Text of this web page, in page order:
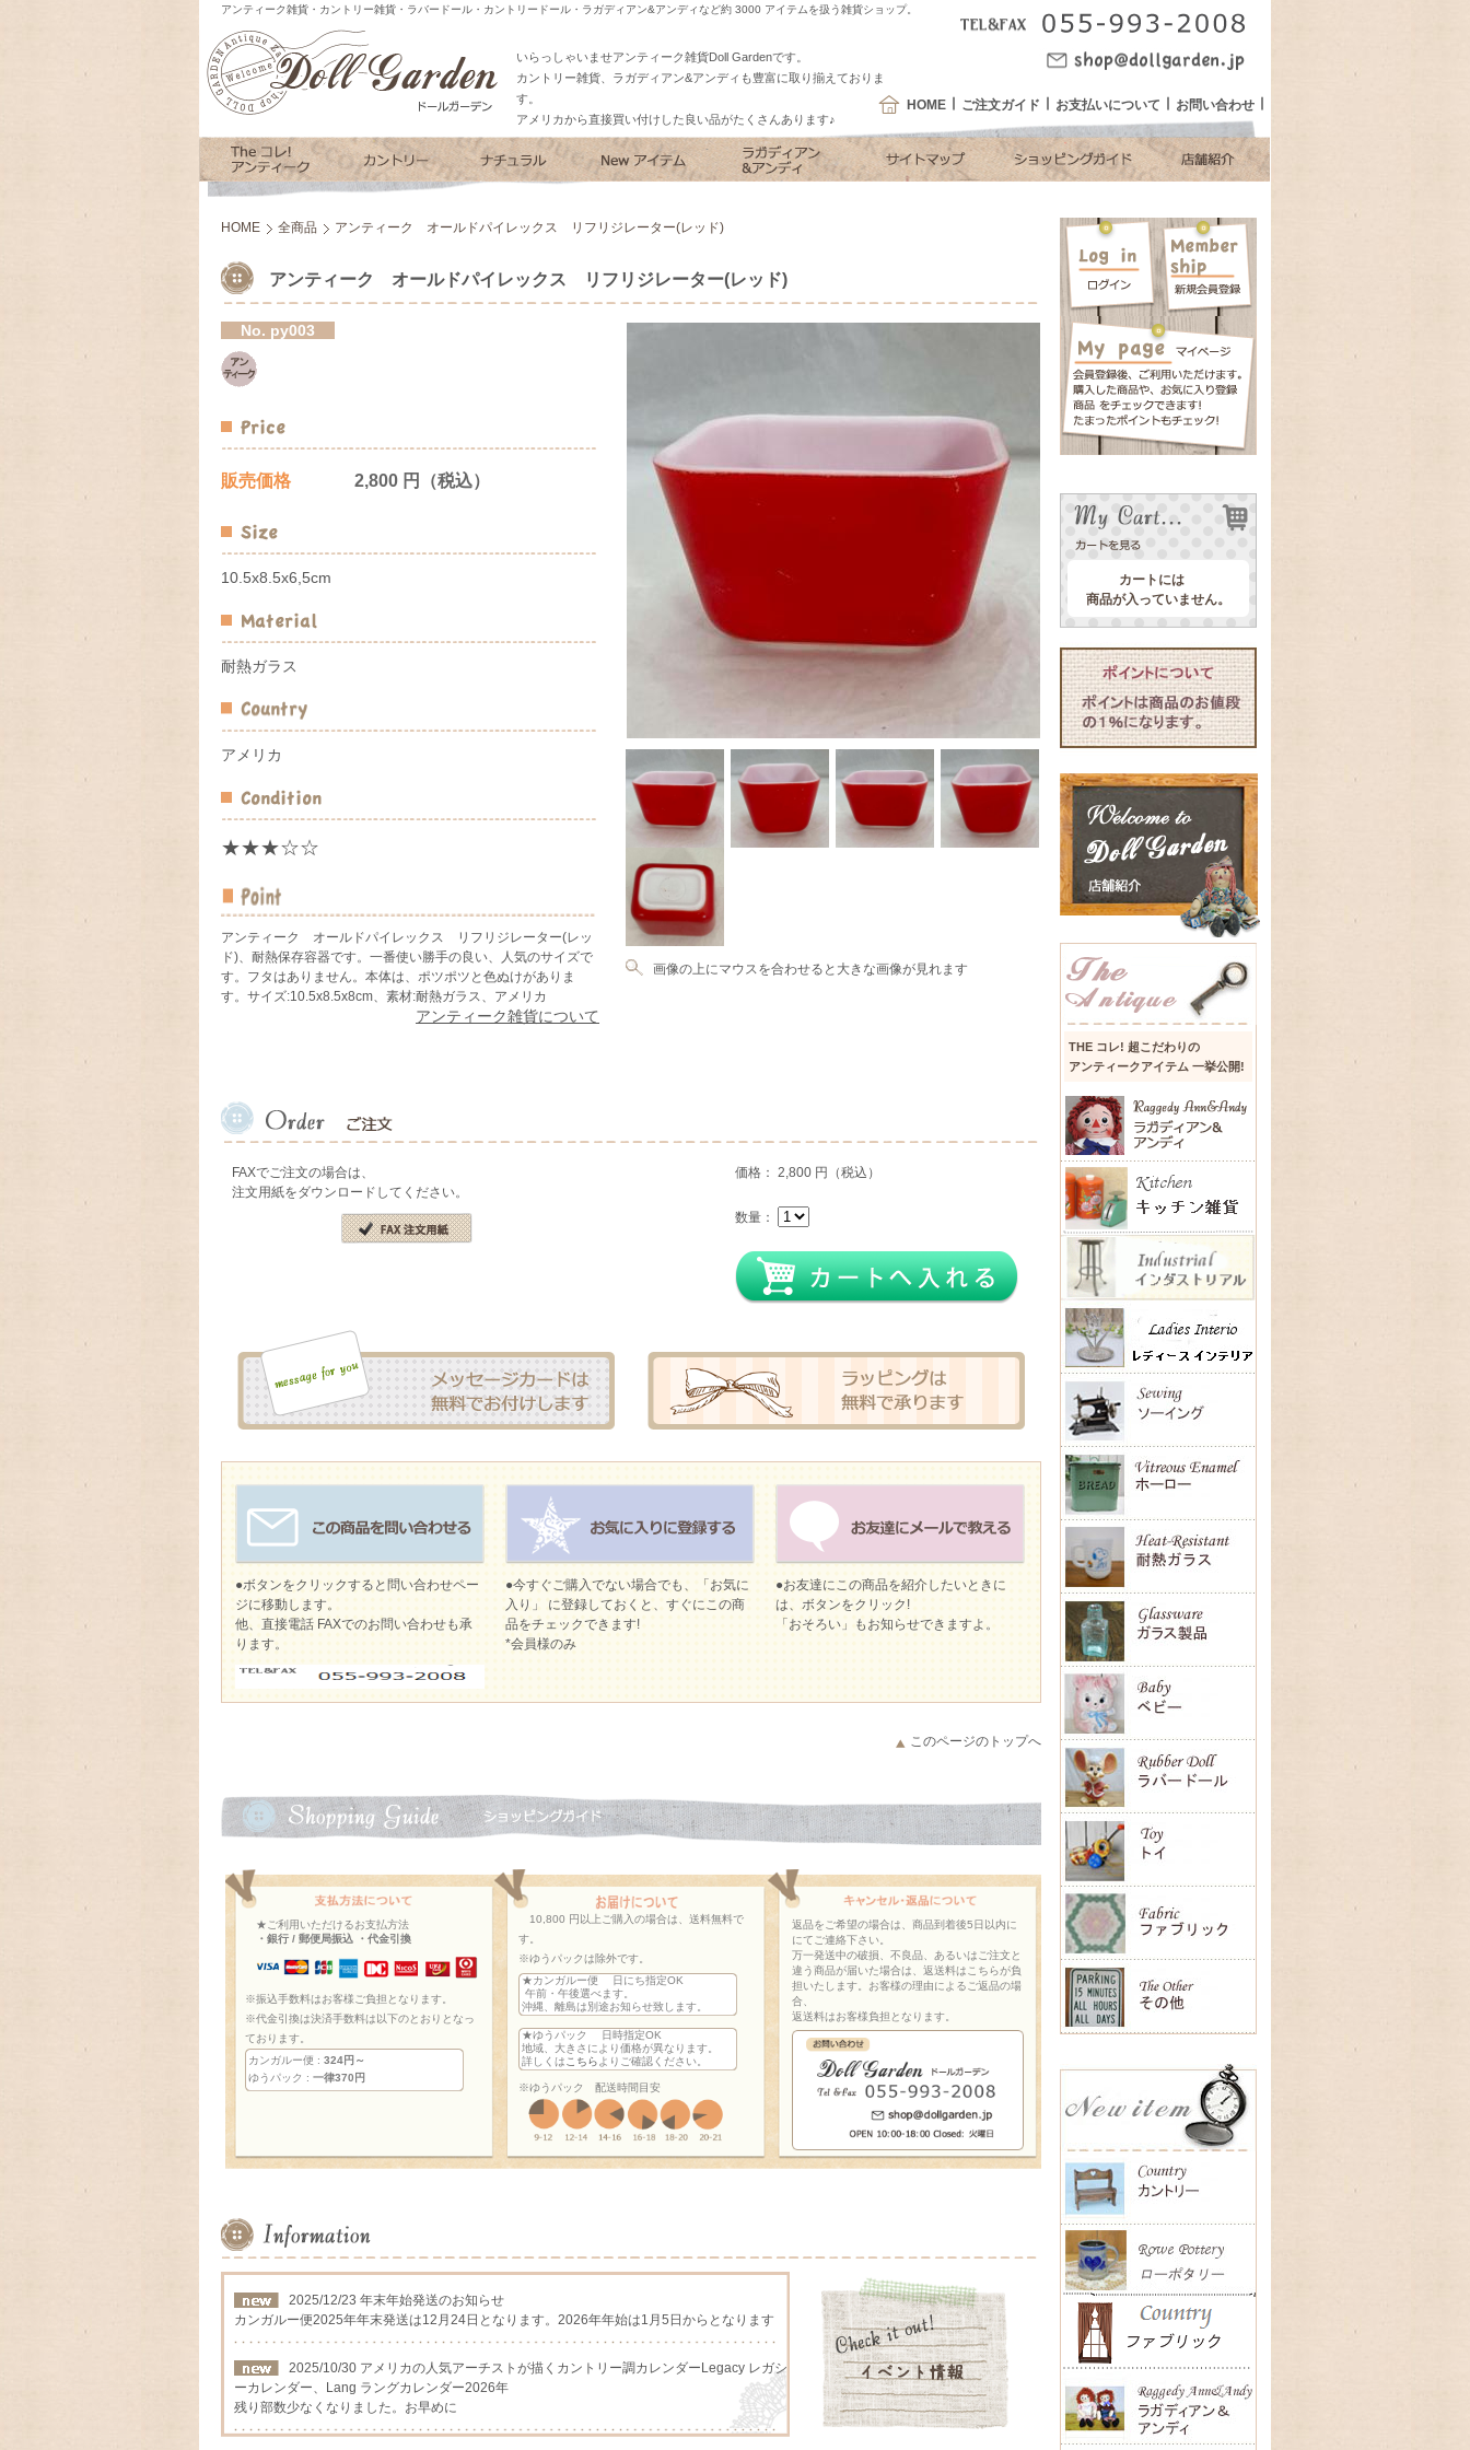
アンティーク雑貨・カントリー雑貨・ラバードール・カントリードール・ラガディアン&アンディなど約 3000 アイテムを扱う雑貨ショップ。
HOME ご注文ガイド お支払いについて お問い合わせ
いらっしゃいませアンティーク雑貨Doll Gardenです。
カントリー雑貨、ラガディアン&アンディも豊富に取り揃えておりま
す。
アメリカから直接買い付けした良い品がたくさんあります♪
HOME 全商品 アンティーク オールドパイレックス リフリジレーター(レッド)
アンティーク オールドパイレックス リフリジレーター(レッド)
No. py003
販売価格 2,800 円（税込）
10.5x8.5x6,5cm
耐熱ガラス
アメリカ
★★★☆☆
アンティーク オールドパイレックス リフリジレーター(レッ
ド)、耐熱保存容器です。一番使い勝手の良い、人気のサイズで
す。フタはありません。本体は、ポツポツと色ぬけがありま
す。サイズ:10.5x8.5x8cm、素材:耐熱ガラス、アメリカ
アンティーク雑貨について
画像の上にマウスを合わせると大きな画像が見れます
FAXでご注文の場合は、
注文用紙をダウンロードしてください。
価格： 2,800 円（税込）
数量：
●ボタンをクリックすると問い合わせペー
ジに移動します。
他、直接電話 FAXでのお問い合わせも承
ります。
●今すぐご購入でない場合でも、「お気に
入り」 に登録しておくと、すぐにこの商
品をチェックできます!
*会員様のみ
●お友達にこの商品を紹介したいときに
は、ボタンをクリック!
「おそろい」もお知らせできますよ。
このページのトップへ
★ご利用いただけるお支払方法
・銀行 / 郵便局振込 ・代金引換
※振込手数料はお客様ご負担となります。
※代金引換は決済手数料は以下のとおりとなっ
ております。
カンガルー便 : 324円～
ゆうパック : 一律370円
10,800 円以上ご購入の場合は、送料無料で
す。
※ゆうパックは除外です。
★カンガルー便 日にち指定OK
午前・午後選べます。
沖縄、離島は別途お知らせ致します。
★ゆうパック 日時指定OK
地域、大きさにより価格が異なります。
詳しくは こちら よりご確認ください。
※ゆうパック 配送時間目安
返品をご希望の場合は、商品到着後5日以内に
にてご連絡下さい。
万一発送中の破損、不良品、あるいはご注文と
違う商品が届いた場合は、返送料はこちらが負
担いたします。お客様の理由によるご返品の場
合、
返送料はお客様負担となります。
2025/12/23 年末年始発送のお知らせ
カンガルー便2025年年末発送は12月24日となります。2026年年始は1月5日からとなります
2025/10/30 アメリカの人気アーチストが描くカントリー調カレンダーLegacy レガシ
ーカレンダー、Lang ラングカレンダー2026年
残り部数少なくなりました。お早めに
カートには
商品が入っていません。
THE コレ! 超こだわりの
アンティークアイテム 一挙公開!